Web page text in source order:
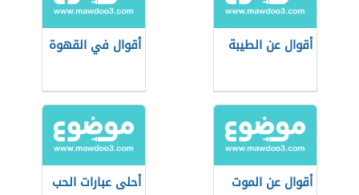
أقوال عن الطيبة أقوال في القهوة
أقوال عن الموت
أحلى عبارات الحب